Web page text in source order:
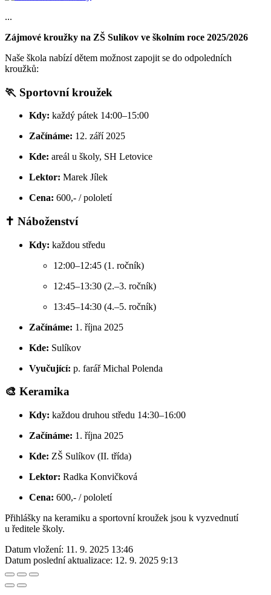
...
Zájmové kroužky na ZŠ Sulíkov ve školním roce 2025/2026
Naše škola nabízí dětem možnost zapojit se do odpoledních
kroužků:
🏃 Sportovní kroužek
Kdy: každý pátek 14:00–15:00
Začínáme: 12. září 2025
Kde: areál u školy, SH Letovice
Lektor: Marek Jílek
Cena: 600,- / pololetí
✝️ Náboženství
Kdy: každou středu
12:00–12:45 (1. ročník)
12:45–13:30 (2.–3. ročník)
13:45–14:30 (4.–5. ročník)
Začínáme: 1. října 2025
Kde: Sulíkov
Vyučující: p. farář Michal Polenda
🎨 Keramika
Kdy: každou druhou středu 14:30–16:00
Začínáme: 1. října 2025
Kde: ZŠ Sulíkov (II. třída)
Lektor: Radka Konvičková
Cena: 600,- / pololetí
Přihlášky na keramiku a sportovní kroužek jsou k vyzvednutí
u ředitele školy.
Datum vložení: 11. 9. 2025 13:46
Datum poslední aktualizace: 12. 9. 2025 9:13